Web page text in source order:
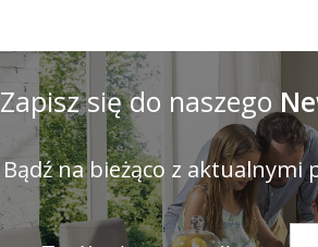
Zapisz się do naszego
Bądź na bieżąco z aktualnymi